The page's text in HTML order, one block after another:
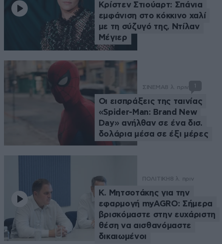
Κρίστεν Στιούαρτ: Σπάνια
εμφάνιση στο κόκκινο χαλί
με τη σύζυγό της, Ντίλαν
Μέγιερ
ΣΙΝΕΜΑ8 λ. πριν 1
Οι εισπράξεις της ταινίας
«Spider-Man: Brand New
Day» ανήλθαν σε ένα δισ.
δολάρια μέσα σε έξι μέρες
ΠΟΛΙΤΙΚΗ8 λ. πριν
Κ. Μητσοτάκης για την
εφαρμογή myAGRO: Σήμερα
βρισκόμαστε στην ευχάριστη
θέση να αισθανόμαστε
δικαιωμένοι